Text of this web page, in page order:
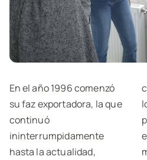
En el año 1996 comenzó
su faz exportadora, la que
continuó
ininterrumpidamente
hasta la actualidad,